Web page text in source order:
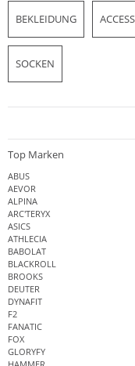
BEKLEIDUNG
SOCKEN
Top Marken
ABUS
AEVOR
ALPINA
ARC'TERYX
ASICS
ATHLECIA
BABOLAT
BLACKROLL
BROOKS
DEUTER
DYNAFIT
F2
FANATIC
FOX
GLORYFY